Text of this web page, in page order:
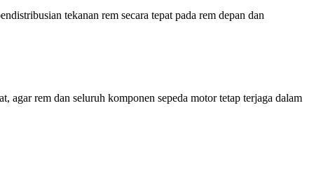
tekanan rem secara tepat pada rem depan dan
agar rem dan seluruh komponen sepeda motor tetap terjaga dalam